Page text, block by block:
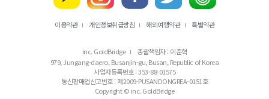
이용약관 l 개인정보취급방침 l 해외여행약관 l 특별약관
inc. GoldBridge l
총괄책임자 : 이준혁
979, Jungang-daero, Busanjin-gu, Busan, Republic of Korea
사업자등록번호 : 353-88-01575
통신판매업신고번호 : 제2009-PUSANDONGREA-0151호
Copyright © inc. GoldBridge